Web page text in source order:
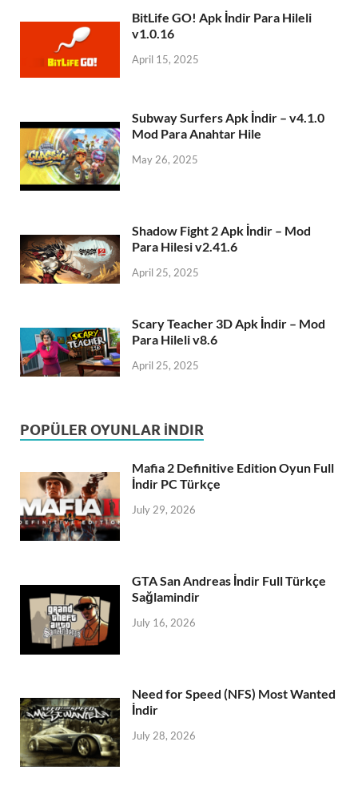
BitLife GO! Apk İndir Para Hileli
v1.0.16
April 15, 2025
Subway Surfers Apk İndir – v4.1.0
Mod Para Anahtar Hile
May 26, 2025
Shadow Fight 2 Apk İndir – Mod
Para Hilesi v2.41.6
April 25, 2025
Scary Teacher 3D Apk İndir – Mod
Para Hileli v8.6
April 25, 2025
POPÜLER OYUNLAR İNDIR
Mafia 2 Definitive Edition Oyun Full
İndir PC Türkçe
July 29, 2026
GTA San Andreas İndir Full Türkçe
Sağlamindir
July 16, 2026
Need for Speed (NFS) Most Wanted
İndir
July 28, 2026